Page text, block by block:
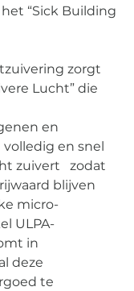
“Sick Building
zorgt
Lucht” die
en
en snel
zuivert   zodat
blijven
micro-
ULPA-
in
deze
te